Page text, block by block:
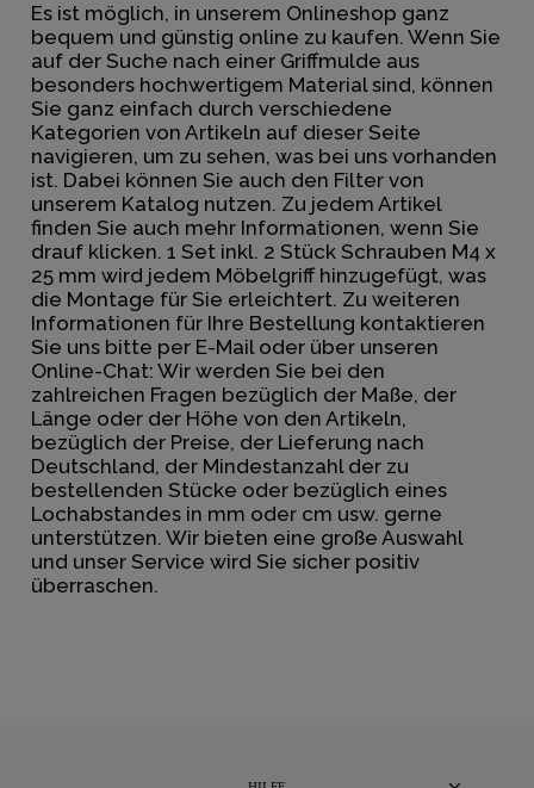
Es ist möglich, in unserem Onlineshop ganz
bequem und günstig online zu kaufen. Wenn Sie
auf der Suche nach einer Griffmulde aus
besonders hochwertigem Material sind, können
Sie ganz einfach durch verschiedene
Kategorien von Artikeln auf dieser Seite
navigieren, um zu sehen, was bei uns vorhanden
ist. Dabei können Sie auch den Filter von
unserem Katalog nutzen. Zu jedem Artikel
finden Sie auch mehr Informationen, wenn Sie
drauf klicken. 1 Set inkl. 2 Stück Schrauben M4 x
25 mm wird jedem Möbelgriff hinzugefügt, was
die Montage für Sie erleichtert. Zu weiteren
Informationen für Ihre Bestellung kontaktieren
Sie uns bitte per E-Mail oder über unseren
Online-Chat: Wir werden Sie bei den
zahlreichen Fragen bezüglich der Maße, der
Länge oder der Höhe von den Artikeln,
bezüglich der Preise, der Lieferung nach
Deutschland, der Mindestanzahl der zu
bestellenden Stücke oder bezüglich eines
Lochabstandes in mm oder cm usw. gerne
unterstützen. Wir bieten eine große Auswahl
und unser Service wird Sie sicher positiv
überraschen.